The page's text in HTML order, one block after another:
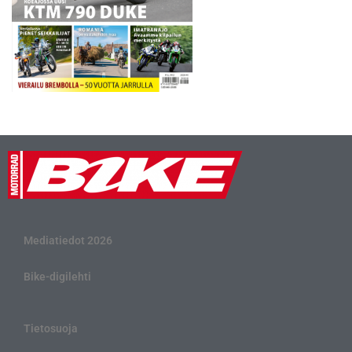
Mediatiedot 2026
Bike-digilehti
Tietosuoja